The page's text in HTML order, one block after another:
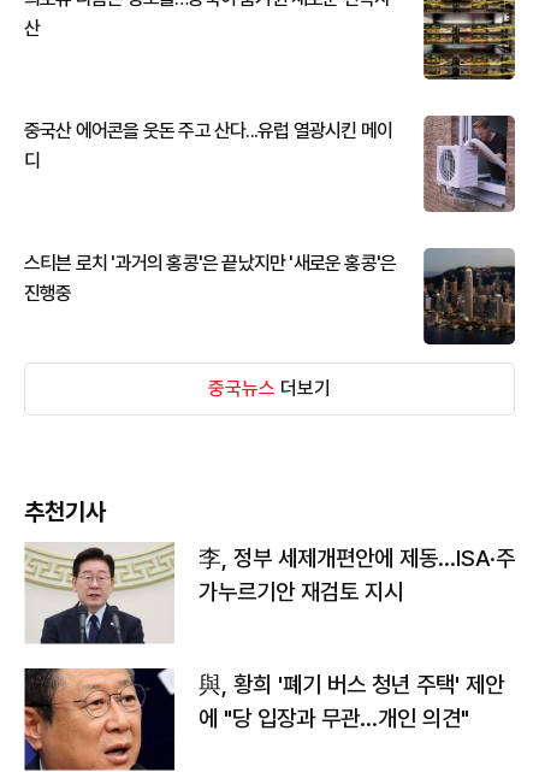
산
중국산 에어콘을 웃돈 주고 산다...유럽 열광시킨 메이
디
스티븐 로치 '과거의 홍콩'은 끝났지만 '새로운 홍콩'은
진행중
중국뉴스 더보기
추천기사
李, 정부 세제개편안에 제동…ISA·주
가누르기안 재검토 지시
與, 황희 '폐기 버스 청년 주택' 제안
에 "당 입장과 무관…개인 의견"